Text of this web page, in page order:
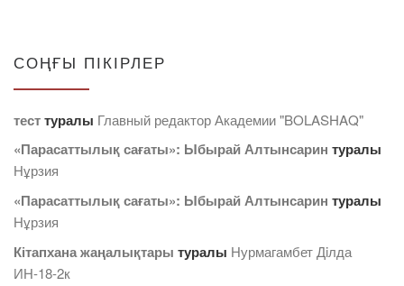
СОҢҒЫ ПІКІРЛЕР
тесттуралы Главный редактор Академии "BOLASHAQ"
«Парасаттылық сағаты»: Ыбырай Алтынсарин туралы
Нұрзия
«Парасаттылық сағаты»: Ыбырай Алтынсарин туралы
Нұрзия
Кітапхана жаңалықтары туралы Нурмагамбет Дiлда
ИН-18-2к